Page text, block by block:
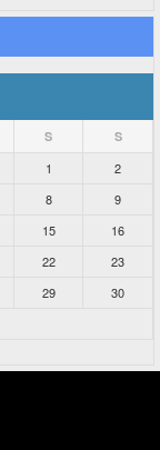
S S
1
2
8
9
15
16
22
23
29
30